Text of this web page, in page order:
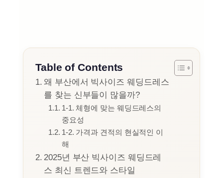
Table of Contents
왜 부산에서 빅사이즈 웨딩드레스
를 찾는 신부들이 많을까?
1-1. 체형에 맞는 웨딩드레스의
중요성
1-2. 가격과 견적의 현실적인 이
해
2025년 부산 빅사이즈 웨딩드레
스 최신 트렌드와 스타일